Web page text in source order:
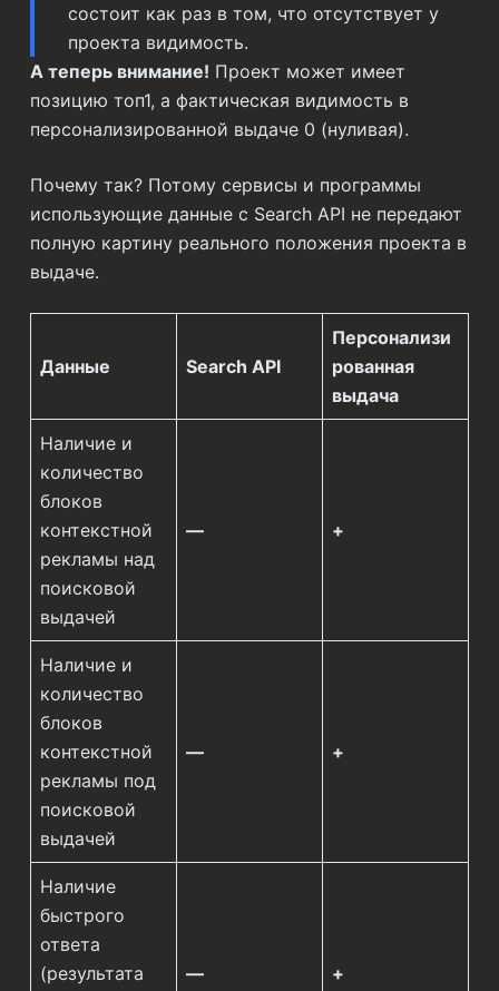
состоит как раз в том, что отсутствует у
проекта видимость.
А теперь внимание! Проект может имеет
позицию топ1, а фактическая видимость в
персонализированной выдаче 0 (нуливая).
Почему так? Потому сервисы и программы
использующие данные с Search API не передают
полную картину реального положения проекта в
выдаче.
Данные Search API
Персонализи
рованная
выдача
Наличие и
количество
блоков
контекстной
рекламы над
поисковой
выдачей
— +
Наличие и
количество
блоков
контекстной
рекламы под
поисковой
выдачей
— +
Наличие
быстрого
ответа
(результата
— +